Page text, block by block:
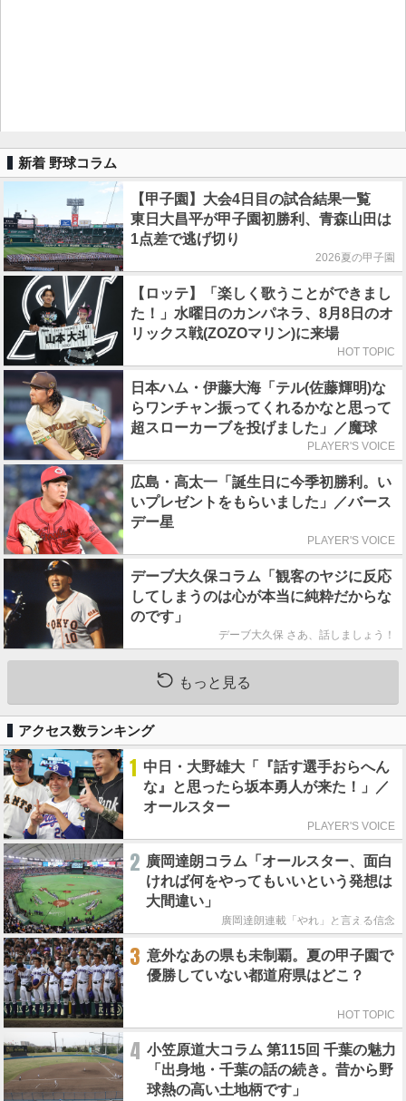
新着 野球コラム
【甲子園】大会4日目の試合結果一覧
東日大昌平が甲子園初勝利、青森山田は
1点差で逃げ切り
2026夏の甲子園
【ロッテ】「楽しく歌うことができまし
た！」水曜日のカンパネラ、8月8日のオ
リックス戦(ZOZOマリン)に来場
HOT TOPIC
日本ハム・伊藤大海「テル(佐藤輝明)な
らワンチャン振ってくれるかなと思って
超スローカーブを投げました」／魔球
PLAYER'S VOICE
広島・高太一「誕生日に今季初勝利。い
いプレゼントをもらいました」／バース
デー星
PLAYER'S VOICE
デーブ大久保コラム「観客のヤジに反応
してしまうのは心が本当に純粋だからな
のです」
デーブ大久保 さあ、話しましょう！
もっと見る
アクセス数ランキング
1 中日・大野雄大「『話す選手おらへん
な』と思ったら坂本勇人が来た！」／
オールスター
PLAYER'S VOICE
2 廣岡達朗コラム「オールスター、面白
ければ何をやってもいいという発想は
大間違い」
廣岡達朗連載「やれ」と言える信念
3 意外なあの県も未制覇。夏の甲子園で
優勝していない都道府県はどこ？
HOT TOPIC
4 小笠原道大コラム 第115回 千葉の魅力
「出身地・千葉の話の続き。昔から野
球熱の高い土地柄です」